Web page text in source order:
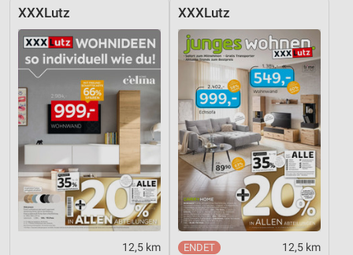
XXXLutz
12,5 km
XXXLutz
12,5 km
Nicht-IAB-Verarbeitungszwecke:
Notwendig
Performance
Funktional
Werbung